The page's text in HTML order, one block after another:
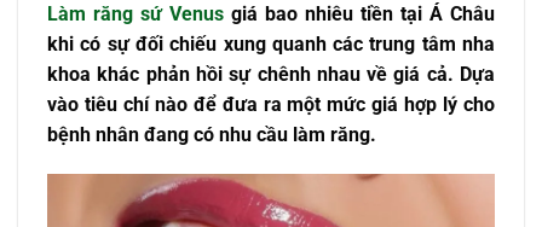
Làm răng sứ Venus giá bao nhiêu tiền tại Á Châu
khi có sự đối chiếu xung quanh các trung tâm nha
khoa khác phản hồi sự chênh nhau về giá cả. Dựa
vào tiêu chí nào để đưa ra một mức giá hợp lý cho
bệnh nhân đang có nhu cầu làm răng.